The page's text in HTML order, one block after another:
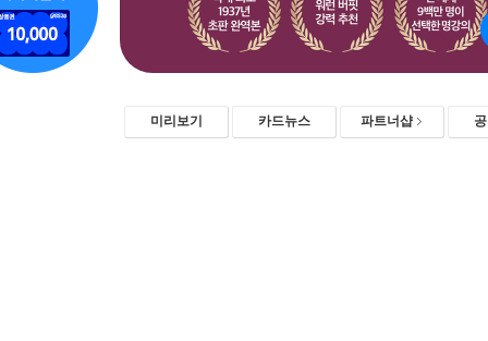
미리보기 카드뉴스 파트너샵